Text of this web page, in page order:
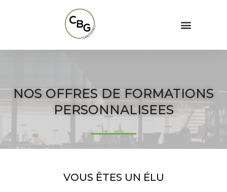
NOS OFFRES DE FORMATIONS
PERSONNALISEES
VOUS ÊTES UN ÉLU